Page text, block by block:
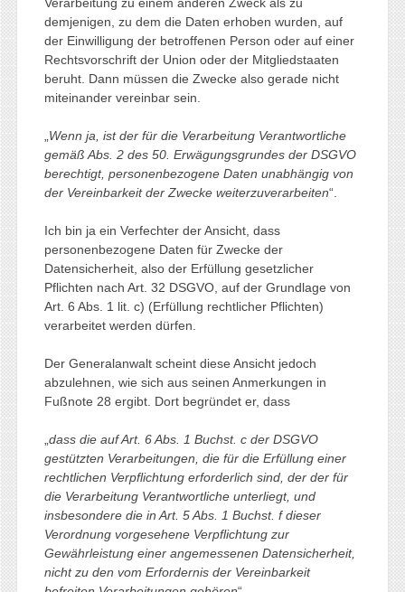
demjenigen, zu dem die Daten erhoben wurden, auf
der Einwilligung der betroffenen Person oder auf einer
Rechtsvorschrift der Union oder der Mitgliedstaaten
beruht. Dann müssen die Zwecke also gerade nicht
miteinander vereinbar sein.
Wenn ja, ist der für die Verarbeitung Verantwortliche
gemäß Abs. 2 des 50. Erwägungsgrundes der DSGVO
berechtigt, personenbezogene Daten unabhängig von
der Vereinbarkeit der Zwecke weiterzuverarbeiten“.
Ich bin ja ein Verfechter der Ansicht, dass
personenbezogene Daten für Zwecke der
Datensicherheit, also der Erfüllung gesetzlicher
Pflichten nach Art. 32 DSGVO, auf der Grundlage von
Art. 6 Abs. 1 lit. c) (Erfüllung rechtlicher Pflichten)
verarbeitet werden dürfen.
Der Generalanwalt scheint diese Ansicht jedoch
abzulehnen, wie sich aus seinen Anmerkungen in
Fußnote 28 ergibt. Dort begründet er, dass
dass die auf Art. 6 Abs. 1 Buchst. c der DSGVO
gestützten Verarbeitungen, die für die Erfüllung einer
rechtlichen Verpflichtung erforderlich sind, der der für
die Verarbeitung Verantwortliche unterliegt, und
insbesondere die in Art. 5 Abs. 1 Buchst. f dieser
Verordnung vorgesehene Verpflichtung zur
Gewährleistung einer angemessenen Datensicherheit,
nicht zu den vom Erfordernis der Vereinbarkeit